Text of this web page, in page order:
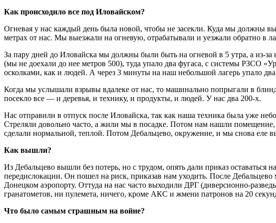
Как происходило все под Иловайском?
Огневая у нас каждый день была новой, чтобы не засекли. Куда мы должны
метрах от нас. Мы выезжали на огневую, отрабатывали и уезжали обратно в
За пару дней до Иловайска мы должны были быть на огневой в 5 утра, а из-
(мы не доехали до нее метров 500), туда упало два фугаса, с системы РЗСО
осколками, как и людей. А через 3 минуты на наш небольшой лагерь упало
Когда мы услышали взрывы вдалеке от нас, то машинально попрыгали в
посекло все — и деревья, и технику, и продукты, и людей. У нас два 200-х.
Нас отправили в отпуск после Иловайска, так как наша техника была уже
Стреляли довольно часто, а жили мы в посадке. Потом нам нашли
сделали нормальной, теплой. Потом Дебальцево, окружение, и мы снова еле
Как вышли?
Из Дебальцево вышли без потерь, но с трудом, опять дали приказ оставаться
передислокации. Он пошел на риск, приказав нам уходить. После
Донецком аэропорту. Оттуда на нас часто выходили ДРГ (диверсионно-
гранатометов, ни пулемета, ничего, кроме АКС и жмени патронов на 20
Что было самым страшным на войне?